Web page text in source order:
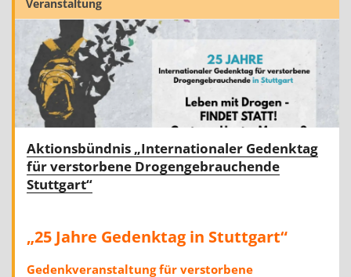
Veranstaltung
Aktionsbündnis „Internationaler Gedenktag
für verstorbene Drogengebrauchende
Stuttgart“
„25 Jahre Gedenktag in Stuttgart“
Gedenkveranstaltung für verstorbene